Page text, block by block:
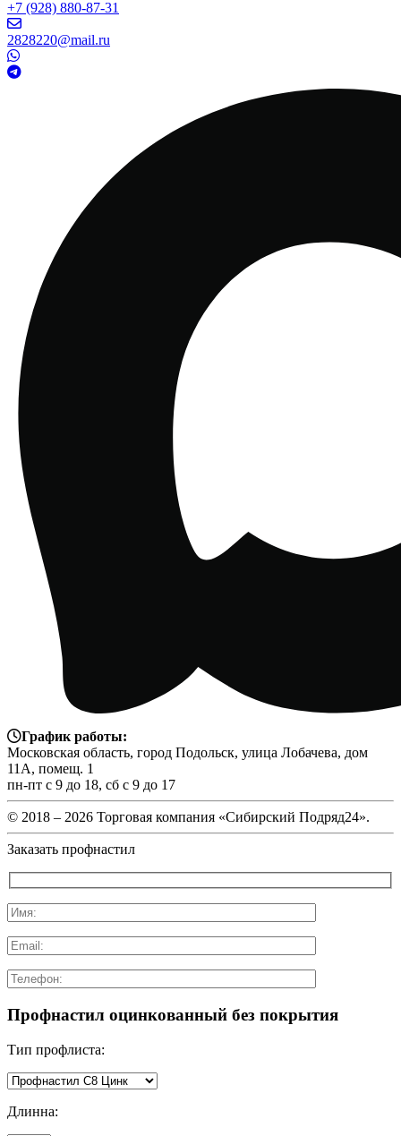
+7 (928) 880-87-31
2828220@mail.ru
График работы:
Московская область, город Подольск, улица Лобачева, дом
11А, помещ. 1
пн-пт с 9 до 18, сб с 9 до 17
© 2018 – 2026 Торговая компания «Сибирский Подряд24».
Заказать профнастил
Профнастил оцинкованный без покрытия
Тип профлиста:
Длинна: